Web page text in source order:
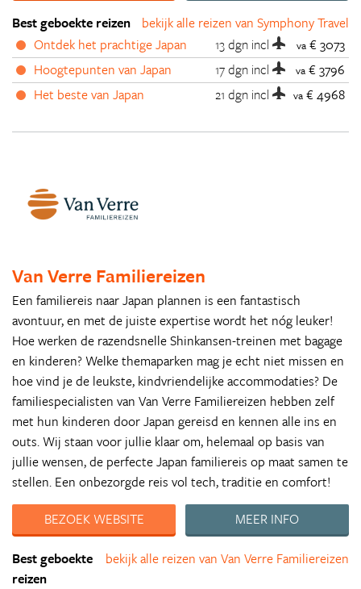
bekijk alle reizen van Symphony Travel
Best geboekte reizen
Ontdek het prachtige Japan
13 dgn incl va € 3073
Hoogtepunten van Japan
17 dgn incl va € 3796
Het beste van Japan
21 dgn incl va € 4968
Van Verre Familiereizen
Een familiereis naar Japan plannen is een fantastisch
avontuur, en met de juiste expertise wordt het nóg leuker!
Hoe werken de razendsnelle Shinkansen-treinen met bagage
en kinderen? Welke themaparken mag je echt niet missen en
hoe vind je de leukste, kindvriendelijke accommodaties? De
familiespecialisten van Van Verre Familiereizen hebben zelf
met hun kinderen door Japan gereisd en kennen alle ins en
outs. Wij staan voor jullie klaar om, helemaal op basis van
jullie wensen, de perfecte Japan familiereis op maat samen te
stellen. Een onbezorgde reis vol tech, traditie en comfort!
BEZOEK WEBSITE
MEER INFO
bekijk alle reizen van Van Verre Familiereizen
Best geboekte
reizen